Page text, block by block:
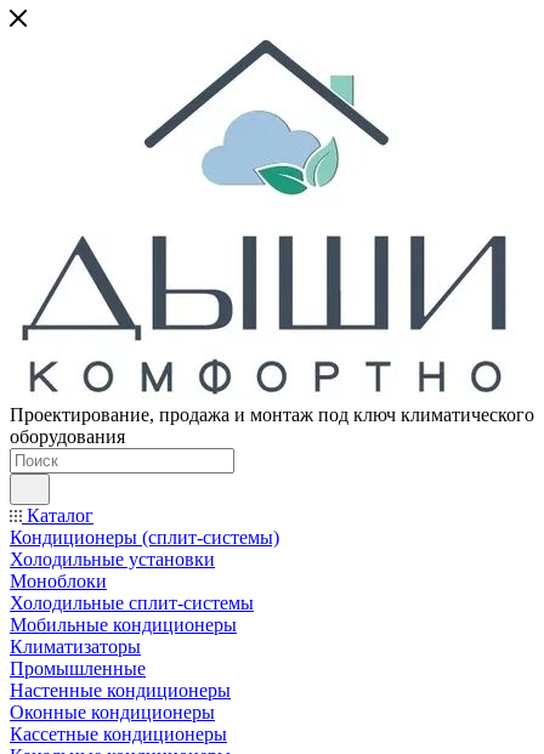
Проектирование, продажа и монтаж под ключ климатического
оборудования
Каталог
Кондиционеры (сплит-системы)
Холодильные установки
Моноблоки
Холодильные сплит-системы
Мобильные кондиционеры
Климатизаторы
Промышленные
Настенные кондиционеры
Оконные кондиционеры
Кассетные кондиционеры